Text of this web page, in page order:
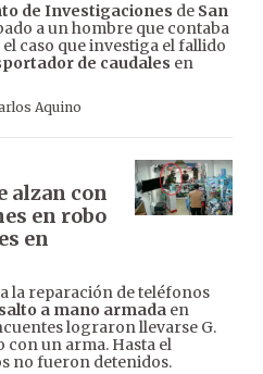
de Investigaciones de San
a un hombre que contaba
caso que investiga el fallido
de caudales en
Aquino
alzan con
en robo
en
la reparación de teléfonos
a mano armada en
lograron llevarse G.
un arma. Hasta el
no fueron detenidos.